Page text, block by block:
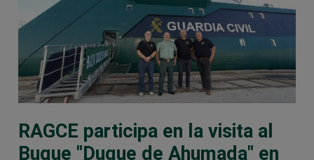
RAGCE participa en la visita al
Buque "Duque de Ahumada" en